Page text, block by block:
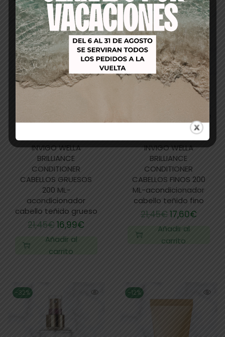
INVIGO WELLA
BRILLIANCE
CONDITIONER
CABELLOS GRUESOS
200 ML-
acondicionador
cabello teñido grueso
21,45€16,99€
Añadir al
carrito
INVIGO WELLA
BRILLIANCE
CONDITIONER
CABELLOS FINOS 200
ML-acondicionador
cabello teñido fino
21,45€17,60€
Añadir al
carrito
-32% -12%